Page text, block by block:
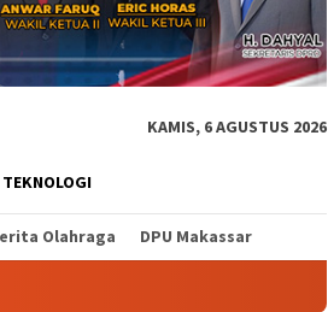
KAMIS, 6 AGUSTUS 2026
TEKNOLOGI
Olahraga DPU Makassar